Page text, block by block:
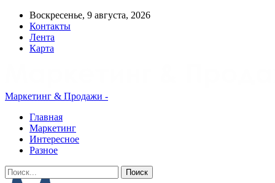
Воскресенье, 9 августа, 2026
Контакты
Лента
Карта
Маркетинг & Продажи -
Главная
Маркетинг
Интересное
Разное